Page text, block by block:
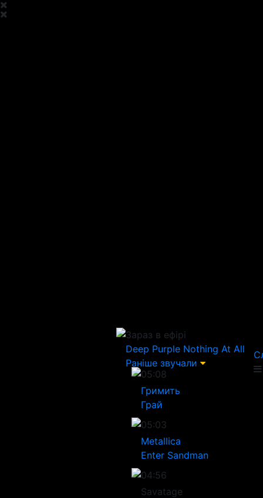
Зараз в ефірі
Deep Purple Nothing At All
Раніше звучали
05:08
Гримить
Грай
05:03
Metallica
Enter Sandman
04:56
Savatage